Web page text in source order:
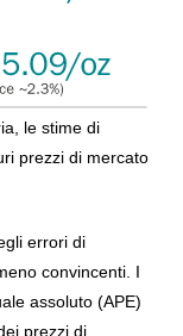
le stime di
prezzi di mercato
errori di
convincenti. I
assoluto (APE)
prezzi di